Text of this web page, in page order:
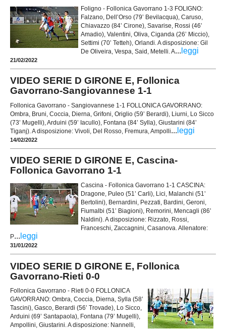
Foligno - Follonica Gavorrano 1-3 FOLIGNO:
Falzano, Dell’Orso (79’ Bevilacqua), Caruso,
Chiavazzo (84’ Cirone), Savarise, Rossi (46’
Amadio), Valentini, Oliva, Ciganda (26’ Miccio),
Settimi (70’ Tetteh), Orlandi. A disposizione: Gil
De Oliveira, Vespa, Said, Metelli. A... leggi
21/02/2022
VIDEO SERIE D GIRONE E, Follonica
Gavorrano-Sangiovannese 1-1
Follonica Gavorrano - Sangiovannese 1-1 FOLLONICA GAVORRANO:
Ombra, Bruni, Coccia, Dierna, Grifoni, Origlio (59’ Berardi), Liurni, Lo Sicco
(73’ Mugelli), Arduini (59’ Iacullo), Fontana (84’ Sylla), Giustarini (84’
Tiganj). A disposizione: Vivoli, Del Rosso, Fremura, Ampolli... leggi
14/02/2022
VIDEO SERIE D GIRONE E, Cascina-
Follonica Gavorrano 1-1
Cascina - Follonica Gavorrano 1-1 CASCINA:
Dragone, Puleo (51’ Carli), Lici, Malanchi (51’
Bertolini), Bernardini, Pezzati, Bardini, Geroni,
Fiumalbi (51’ Biagioni), Remorini, Mencagli (86’
Naldini). A disposizione: Rizzato, Rossi,
Franceschi, Zaccagnini, Casanova. Allenatore:
P... leggi
31/01/2022
VIDEO SERIE D GIRONE E, Follonica
Gavorrano-Rieti 0-0
Follonica Gavorrano - Rieti 0-0 FOLLONICA
GAVORRANO: Ombra, Coccia, Dierna, Sylla (58’
Tascini), Gasco, Berardi (56’ Trovade), Lo Sicco,
Arduini (69’ Santapaola), Fontana (79’ Mugelli),
Ampollini, Giustarini. A disposizione: Nannelli,